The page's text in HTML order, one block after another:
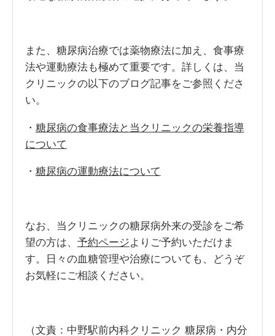
また、糖尿病治療では薬物療法に加え、食事療
法や運動療法も極めて重要です。詳しくは、当
クリニックの以下のブログ記事をご参照くださ
い。
・ 糖尿病の食事療法と当クリニックの栄養指導
について
・ 糖尿病の運動療法について
なお、当クリニックの糖尿病外来の受診をご希
望の方は、 予約ページよりご予約いただけま
す。日々の血糖管理や治療についても、どうぞ
お気軽にご相談ください。
（文責：中野駅前内科クリニック 糖尿病・内分